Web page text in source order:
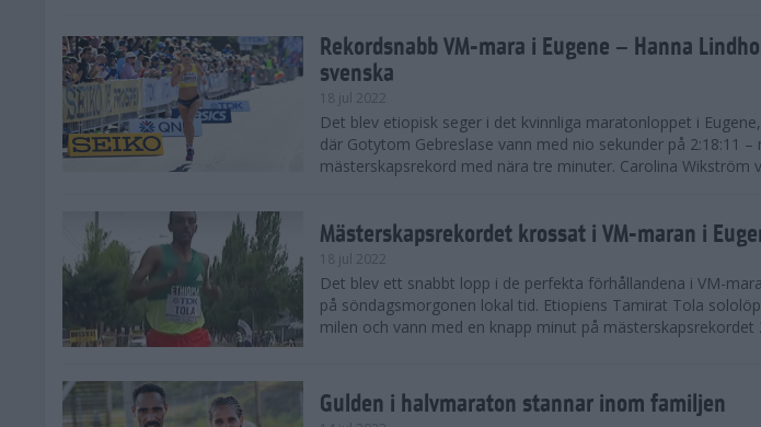
Rekordsnabb VM-mara i Eugene – Hanna
svenska
18 jul 2022
Det blev etiopisk seger i det kvinnliga maratonloppet i
där Gotytom Gebreslase vann med nio sekunder på 2:18:11 –
mästerskapsrekord med nära tre minuter. Carolina Wikström
Mästerskapsrekordet krossat i VM-maran i
18 jul 2022
Det blev ett snabbt lopp i de perfekta förhållandena i VM-
på söndagsmorgonen lokal tid. Etiopiens Tamirat Tola
milen och vann med en knapp minut på mästerskapsrekordet
Gulden i halvmaraton stannar inom familjen